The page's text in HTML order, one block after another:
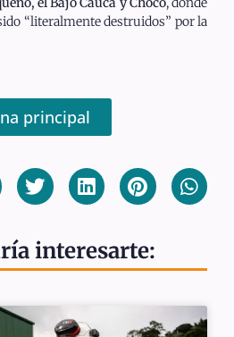
“literalmente destruidos” por la
principal
interesarte: